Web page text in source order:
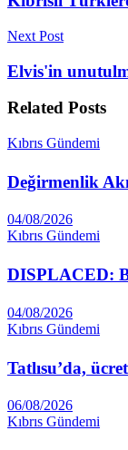
Next Post
Elvis'in
Related Posts
Kıbrıs Gündemi
Değirmenlik
04/08/2026
Kıbrıs Gündemi
DISPLACED:
04/08/2026
Kıbrıs Gündemi
Tatlısu’da,
06/08/2026
Kıbrıs Gündemi